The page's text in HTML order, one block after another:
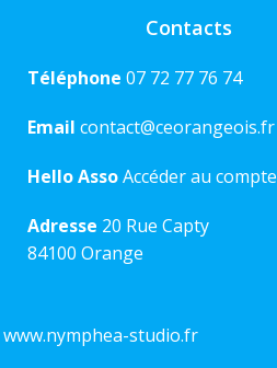
Contacts
Téléphone 07 72 77 76 74
Email contact@ceorangeois.fr
Hello AssoAccéder au compte
Adresse 20 Rue Capty
84100 Orange
www.nymphea-studio.fr